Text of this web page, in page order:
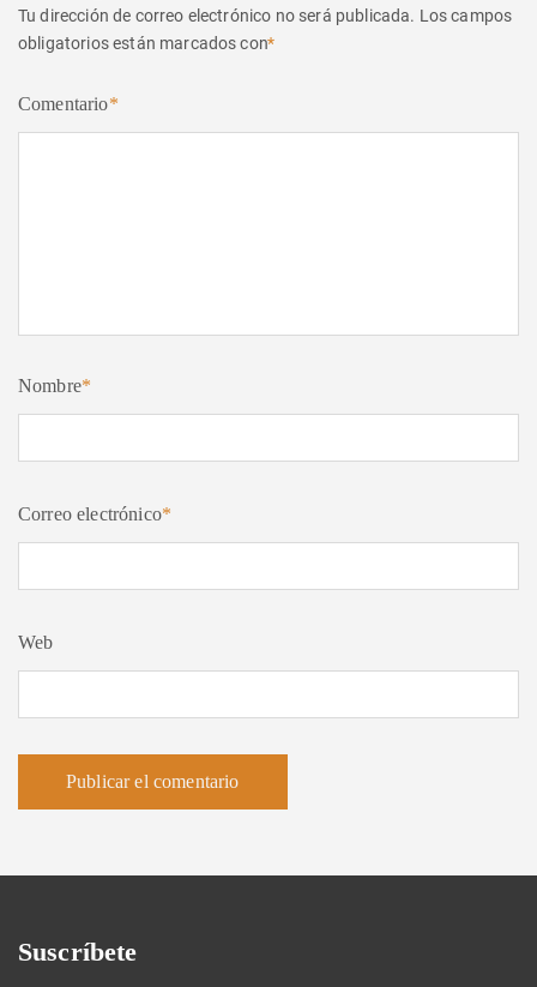
Tu dirección de correo electrónico no será publicada. Los campos
obligatorios están marcados con*
Comentario*
Nombre*
Correo electrónico*
Web
Suscríbete